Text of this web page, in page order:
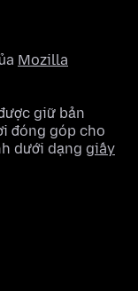
Mozilla
giữ bản
đóng góp cho
dưới dạng giấy